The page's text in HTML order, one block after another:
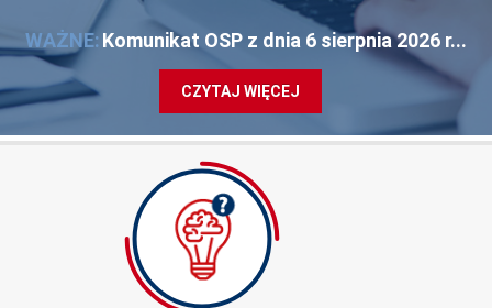
WAŻNE:Komunikat OSP z dnia 6 sierpnia 2026 r...
CZYTAJ WIĘCEJ